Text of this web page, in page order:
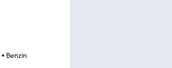
• Benzin